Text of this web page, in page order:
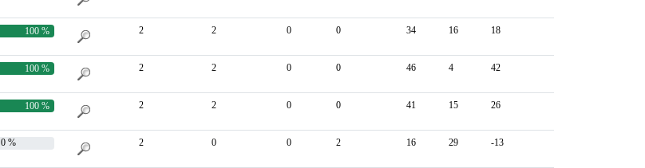
100 % 2 2 0 0 34 16 18
100 % 2 2 0 0 46 4 42
100 % 2 2 0 0 41 15 26
0 % 2 0 0 2 16 29 -13